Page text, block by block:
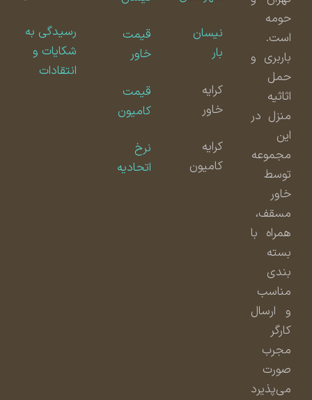
حومه
است.
باربری و
حمل
اثاثیه
منزل در
مجموعه
توسط
مسقف،
همراه با
بسته
بندی
مناسب
و ارسال
مجرب
صورت
می‌پذیرد
نیسان
کامیون
قیمت
قیمت
کامیون
اتحادیه
رسیدگی به
شکایات و
انتقادات